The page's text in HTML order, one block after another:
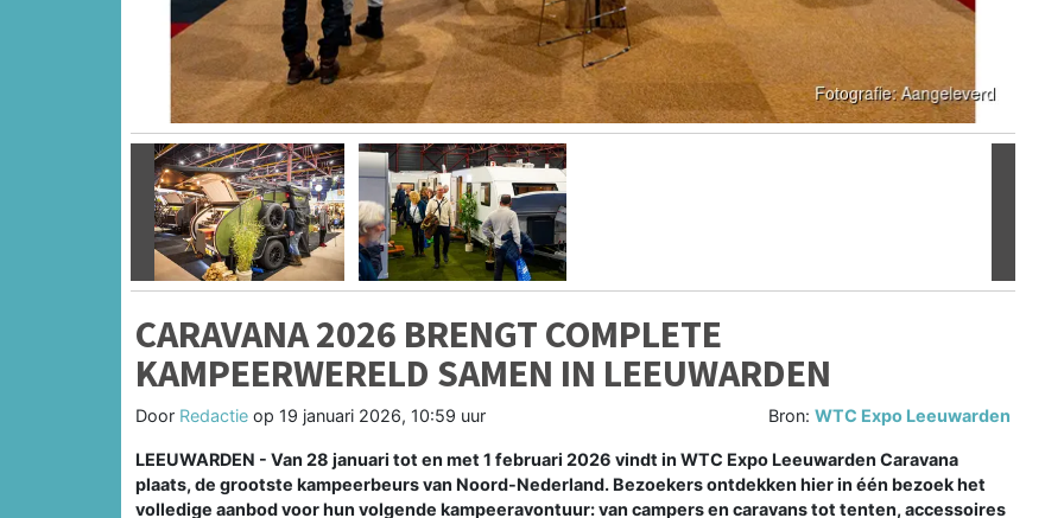
Vorige
CARAVANA 2026 BRENGT COMPLETE
KAMPEERWERELD SAMEN IN LEEUWARDEN
Door Redactie op 19 januari 2026, 10:59 uur Bron:WTC Expo Leeuwarden
LEEUWARDEN - Van 28 januari tot en met 1 februari 2026 vindt in WTC Expo Leeuwarden Caravana
plaats, de grootste kampeerbeurs van Noord-Nederland. Bezoekers ontdekken hier in één bezoek het
volledige aanbod voor hun volgende kampeeravontuur: van campers en caravans tot tenten, accessoires